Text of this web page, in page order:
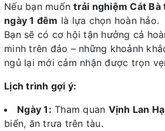
Nếu bạn muốntrải nghiệm Cát Bà
ngày 1 đêm là lựa chọn hoàn hảo.
Bạn sẽ có cơ hội tận hưởng cả
minh trên đảo – những khoảnh
ngủ lại mới cảm nhận được trọn
Lịch trình gợi ý:
Ngày 1: Tham quan Vịnh Lan Hạ
biển, ăn trưa trên tàu.